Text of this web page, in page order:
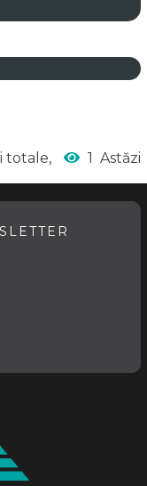
totale, 1 Astăzi